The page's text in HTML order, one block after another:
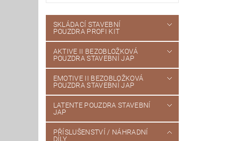
SKLÁDACÍ STAVEBNÍ
POUZDRA PROFI KIT
AKTIVE II BEZOBLOŽKOVÁ
POUZDRA STAVEBNÍ JAP
EMOTIVE II BEZOBLOŽKOVÁ
POUZDRA STAVEBNÍ JAP
LATENTE POUZDRA STAVEBNÍ
JAP
PŘÍSLUŠENSTVÍ / NÁHRADNÍ
DÍLY